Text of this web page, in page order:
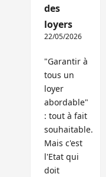
des
loyers
22/05/2026
"Garantir à
tous un
loyer
abordable"
: tout à fait
souhaitable.
Mais c'est
l'Etat qui
doit